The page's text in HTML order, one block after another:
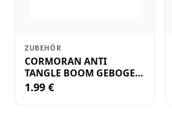
ZUBEHÖR
CORMORAN ANTI
TANGLE BOOM GEBOGEN
12CM M.WIRBEL(PLASTIK)
1.99 €